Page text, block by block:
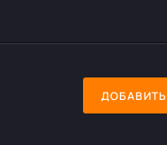
ДОБАВИТЬ